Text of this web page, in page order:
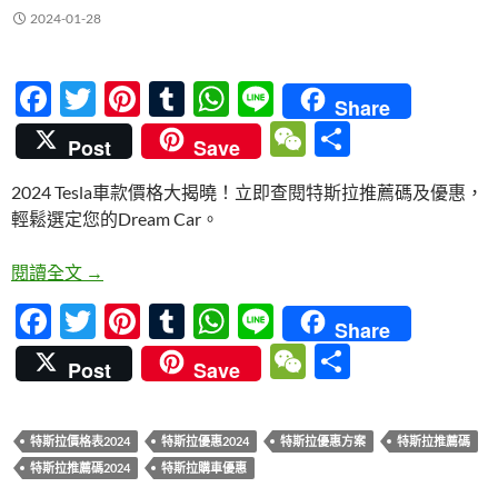
2024-01-28
F
ac
e
b
o
o
k
T
w
itt
er
Pi
nt
er
es
T
u
m
bl
W
h
at
s
p
Li
n
e
Share
Post
Save
W
e
C
享
2024 Tesla車款價格大揭曉！立即查閱特斯拉推薦碼及優惠，
輕鬆選定您的Dream Car。
閱讀全文 2024 Tesla車款價格大揭曉！特斯拉推薦碼及優惠一
→
F
ac
e
b
o
T
w
itt
er
Pi
nt
er
es
t
T
u
m
bl
r
W
h
at
s
A
Li
n
e
Share
Post
Save
W
C
特斯拉價格表2024 特斯拉優惠2024 特斯拉優惠方案
特斯拉推薦碼
特斯拉推薦碼2024
特斯拉購車優惠